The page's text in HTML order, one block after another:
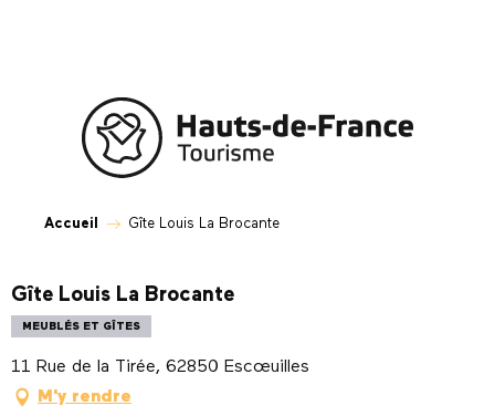
Accueil Gîte Louis La Brocante
Gîte Louis La Brocante
MEUBLÉS ET GÎTES
11 Rue de la Tirée, 62850 Escœuilles
M'y rendre